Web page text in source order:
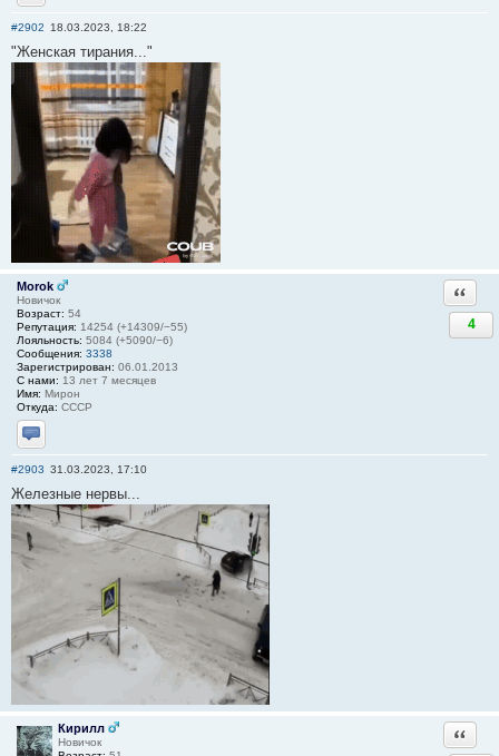
Отправить личное сообщение
#2902 18.03.2023, 18:22
"Женская тирания..."
Morok
Новичок
Возраст: 54
Репутация: 14254 (+14309/−55)
Лояльность: 5084 (+5090/−6)
Сообщения: 3338
Зарегистрирован: 06.01.2013
С нами: 13 лет 7 месяцев
Имя: Мирон
Откуда: СССР
Отправить личное сообщение
4
#2903 31.03.2023, 17:10
Железные нервы...
Кирилл
Новичок